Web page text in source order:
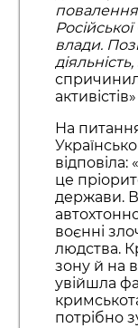
повалення
влади.
активістів»
На
відповіла: «
це
держави.
воєнні
людства.
зону й на
увійшла
потрібно